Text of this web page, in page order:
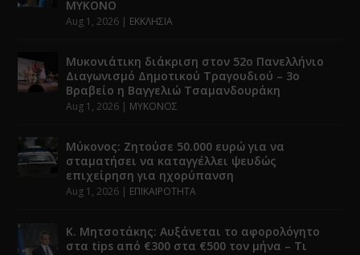
ΜΥΚΟΝΟ
Aug 1, 2026 | ΕΚΚΛΗΣΙΑ
Μυκονιάτικη διάκριση στον 52ο Πανελλήνιο
Διαγωνισμό Δημοτικού Τραγουδιού – 3ο
Βραβείο η Βαγγελιώ Τσαμανδουράκη
Aug 1, 2026 | ΜΥΚΟΝΟΣ
Μύκονος: Ζητούσε 50.000 ευρώ για να
σταματήσει να καταγγέλλει ψευδώς
επιχείρηση για ηχορύπανση
Aug 1, 2026 | ΕΠΙΚΑΙΡΟΤΗΤΑ
Κ. Μητσοτάκης: Αυξάνεται το αφορολόγητο
στα tips από €300 στα €500 τον μήνα – Τι